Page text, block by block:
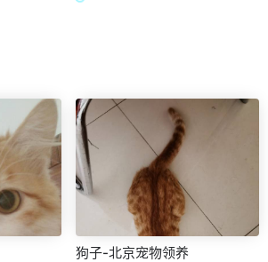
狗子-北京宠物领养